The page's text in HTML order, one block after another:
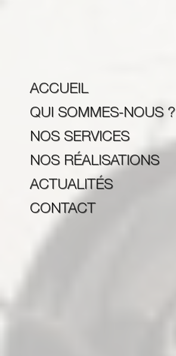
ACCUEIL
QUI SOMMES-NOUS ?
NOS SERVICES
NOS RÉALISATIONS
ACTUALITÉS
CONTACT